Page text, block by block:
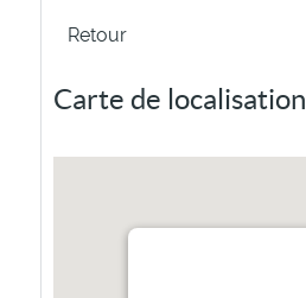
Retour
Carte de localisation